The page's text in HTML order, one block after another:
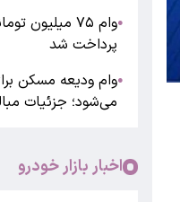
●
وام ۷۵
پرداخت شد
●وام ودیعه مسکن
می‌شود؛ جزئیات
اخبار بازار خودرو